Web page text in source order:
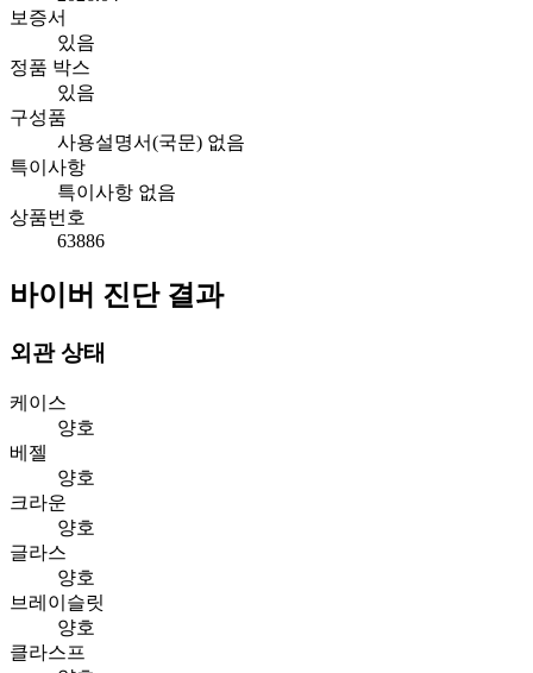
보증서
있음
정품 박스
있음
구성품
사용설명서(국문) 없음
특이사항
특이사항 없음
상품번호
63886
바이버 진단 결과
외관 상태
케이스
양호
베젤
양호
크라운
양호
글라스
양호
브레이슬릿
양호
클라스프